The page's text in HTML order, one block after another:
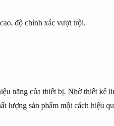
độ chính xác vượt trội.
năng của thiết bị. Nhờ thiết kế
lượng sản phẩm một cách hiệu